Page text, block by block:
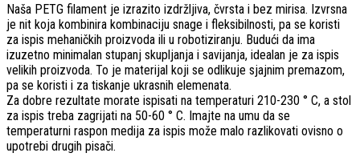
Naša PETG filament je izrazito izdržljiva, čvrsta i bez mirisa. Izvrsna
je nit koja kombinira kombinaciju snage i fleksibilnosti, pa se koristi
za ispis mehaničkih proizvoda ili u robotiziranju. Budući da ima
izuzetno minimalan stupanj skupljanja i savijanja, idealan je za ispis
velikih proizvoda. To je materijal koji se odlikuje sjajnim premazom,
pa se koristi i za tiskanje ukrasnih elemenata.
Za dobre rezultate morate ispisati na temperaturi 210-230 ° C, a stol
za ispis treba zagrijati na 50-60 ° C. Imajte na umu da se
temperaturni raspon medija za ispis može malo razlikovati ovisno o
upotrebi drugih pisači.